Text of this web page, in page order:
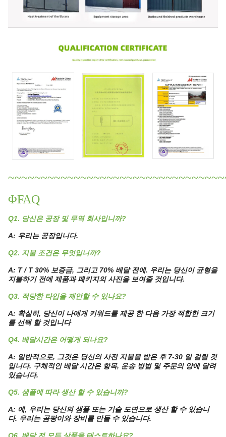
ΦFAQ
Q1. 당신은 공장 및 무역 회사입니까?
A: 우리는 공장입니다.
Q2. 지불 조건은 무엇입니까?
A: T / T 30% 보증금, 그리고 70% 배달 전에. 우리는 당신이 균형을
지불하기 전에 제품과 패키지의 사진을 보여줄 것입니다.
Q3. 적당한 타입을 제안할 수 있나요?
A: 확실히, 당신이 나에게 키워드를 제공 한 다음 가장 적합한 크기
를 선택 할 것입니다
Q4. 배달시간은 어떻게 되나요?
A: 일반적으로, 그것은 당신의 사전 지불을 받은 후 7-30 일 걸릴 것
입니다. 구체적인 배달 시간은 항목, 운송 방법 및 주문의 양에 달려
있습니다.
Q5. 샘플에 따라 생산 할 수 있습니까?
A: 예, 우리는 당신의 샘플 또는 기술 도면으로 생산 할 수 있습니
다. 우리는 곰팡이와 장비를 만들 수 있습니다.